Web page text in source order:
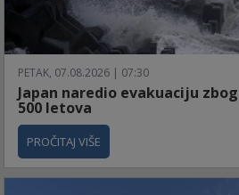
PETAK, 07.08.2026 | 07:30
Japan naredio evakuaciju
500 letova
PROČITAJ VIŠE